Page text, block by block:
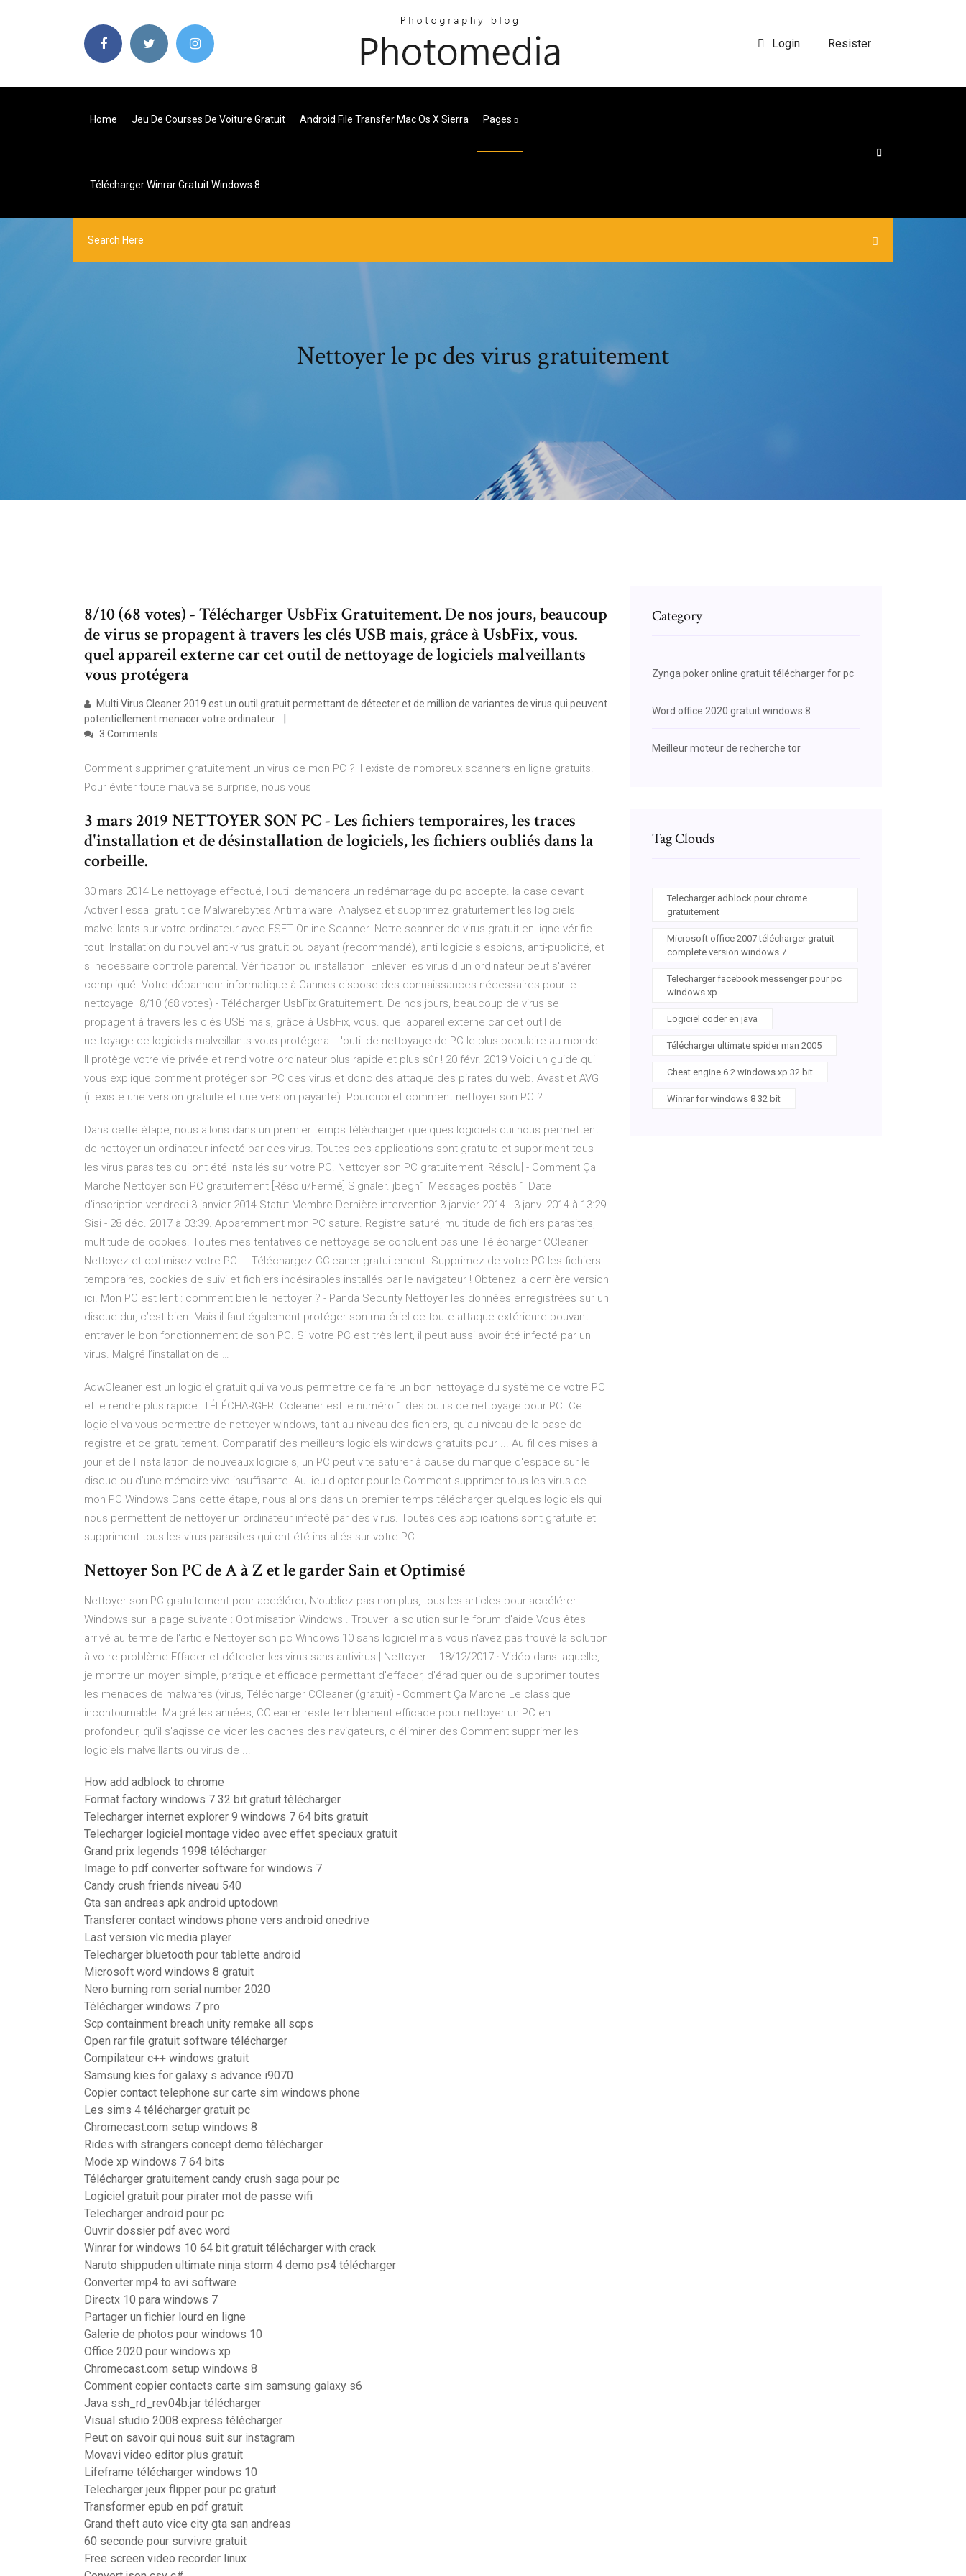
Login | Resister
Home Jeu De Courses De Voiture Gratuit Android File Transfer Mac Os X Sierra Pages
Télécharger Winrar Gratuit Windows 8
Nettoyer le pc des virus gratuitement
8/10 (68 votes) - Télécharger UsbFix Gratuitement. De nos jours, beaucoup
de virus se propagent à travers les clés USB mais, grâce à UsbFix, vous.
quel appareil externe car cet outil de nettoyage de logiciels malveillants
vous protégera
Multi Virus Cleaner 2019 est un outil gratuit permettant de détecter et de million de variantes de virus qui peuvent
potentiellement menacer votre ordinateur.
3 Comments
Comment supprimer gratuitement un virus de mon PC ? Il existe de nombreux scanners en ligne gratuits.
Pour éviter toute mauvaise surprise, nous vous
3 mars 2019 NETTOYER SON PC - Les fichiers temporaires, les traces
d'installation et de désinstallation de logiciels, les fichiers oubliés dans la
corbeille.
30 mars 2014 Le nettoyage effectué, l'outil demandera un redémarrage du pc accepte. la case devant
Activer l'essai gratuit de Malwarebytes Antimalware Analysez et supprimez gratuitement les logiciels
malveillants sur votre ordinateur avec ESET Online Scanner. Notre scanner de virus gratuit en ligne vérifie
tout Installation du nouvel anti-virus gratuit ou payant (recommandé), anti logiciels espions, anti-publicité, et
si necessaire controle parental. Vérification ou installation Enlever les virus d'un ordinateur peut s'avérer
compliqué. Votre dépanneur informatique à Cannes dispose des connaissances nécessaires pour le
nettoyage 8/10 (68 votes) - Télécharger UsbFix Gratuitement. De nos jours, beaucoup de virus se
propagent à travers les clés USB mais, grâce à UsbFix, vous. quel appareil externe car cet outil de
nettoyage de logiciels malveillants vous protégera L'outil de nettoyage de PC le plus populaire au monde !
Il protège votre vie privée et rend votre ordinateur plus rapide et plus sûr ! 20 févr. 2019 Voici un guide qui
vous explique comment protéger son PC des virus et donc des attaque des pirates du web. Avast et AVG
(il existe une version gratuite et une version payante). Pourquoi et comment nettoyer son PC ?
Dans cette étape, nous allons dans un premier temps télécharger quelques logiciels qui nous permettent
de nettoyer un ordinateur infecté par des virus. Toutes ces applications sont gratuite et suppriment tous
les virus parasites qui ont été installés sur votre PC. Nettoyer son PC gratuitement [Résolu] - Comment Ça
Marche Nettoyer son PC gratuitement [Résolu/Fermé] Signaler. jbegh1 Messages postés 1 Date
d'inscription vendredi 3 janvier 2014 Statut Membre Dernière intervention 3 janvier 2014 - 3 janv. 2014 à 13:29
Sisi - 28 déc. 2017 à 03:39. Apparemment mon PC sature. Registre saturé, multitude de fichiers parasites,
multitude de cookies. Toutes mes tentatives de nettoyage se concluent pas une Télécharger CCleaner |
Nettoyez et optimisez votre PC ... Téléchargez CCleaner gratuitement. Supprimez de votre PC les fichiers
temporaires, cookies de suivi et fichiers indésirables installés par le navigateur ! Obtenez la dernière version
ici. Mon PC est lent : comment bien le nettoyer ? - Panda Security Nettoyer les données enregistrées sur un
disque dur, c’est bien. Mais il faut également protéger son matériel de toute attaque extérieure pouvant
entraver le bon fonctionnement de son PC. Si votre PC est très lent, il peut aussi avoir été infecté par un
virus. Malgré l’installation de …
AdwCleaner est un logiciel gratuit qui va vous permettre de faire un bon nettoyage du système de votre PC
et le rendre plus rapide. TÉLÉCHARGER. Ccleaner est le numéro 1 des outils de nettoyage pour PC. Ce
logiciel va vous permettre de nettoyer windows, tant au niveau des fichiers, qu’au niveau de la base de
registre et ce gratuitement. Comparatif des meilleurs logiciels windows gratuits pour ... Au fil des mises à
jour et de l'installation de nouveaux logiciels, un PC peut vite saturer à cause du manque d'espace sur le
disque ou d'une mémoire vive insuffisante. Au lieu d'opter pour le Comment supprimer tous les virus de
mon PC Windows Dans cette étape, nous allons dans un premier temps télécharger quelques logiciels qui
nous permettent de nettoyer un ordinateur infecté par des virus. Toutes ces applications sont gratuite et
suppriment tous les virus parasites qui ont été installés sur votre PC.
Nettoyer Son PC de A à Z et le garder Sain et Optimisé
Nettoyer son PC gratuitement pour accélérer; N’oubliez pas non plus, tous les articles pour accélérer
Windows sur la page suivante : Optimisation Windows . Trouver la solution sur le forum d'aide Vous êtes
arrivé au terme de l'article Nettoyer son pc Windows 10 sans logiciel mais vous n'avez pas trouvé la solution
à votre problème Effacer et détecter les virus sans antivirus | Nettoyer … 18/12/2017 · Vidéo dans laquelle,
je montre un moyen simple, pratique et efficace permettant d'effacer, d'éradiquer ou de supprimer toutes
les menaces de malwares (virus, Télécharger CCleaner (gratuit) - Comment Ça Marche Le classique
incontournable. Malgré les années, CCleaner reste terriblement efficace pour nettoyer un PC en
profondeur, qu'il s'agisse de vider les caches des navigateurs, d'éliminer des Comment supprimer les
logiciels malveillants ou virus de ...
How add adblock to chrome
Format factory windows 7 32 bit gratuit télécharger
Telecharger internet explorer 9 windows 7 64 bits gratuit
Telecharger logiciel montage video avec effet speciaux gratuit
Grand prix legends 1998 télécharger
Image to pdf converter software for windows 7
Candy crush friends niveau 540
Gta san andreas apk android uptodown
Transferer contact windows phone vers android onedrive
Last version vlc media player
Telecharger bluetooth pour tablette android
Microsoft word windows 8 gratuit
Nero burning rom serial number 2020
Télécharger windows 7 pro
Scp containment breach unity remake all scps
Open rar file gratuit software télécharger
Compilateur c++ windows gratuit
Samsung kies for galaxy s advance i9070
Copier contact telephone sur carte sim windows phone
Les sims 4 télécharger gratuit pc
Chromecast.com setup windows 8
Rides with strangers concept demo télécharger
Mode xp windows 7 64 bits
Télécharger gratuitement candy crush saga pour pc
Logiciel gratuit pour pirater mot de passe wifi
Telecharger android pour pc
Ouvrir dossier pdf avec word
Winrar for windows 10 64 bit gratuit télécharger with crack
Naruto shippuden ultimate ninja storm 4 demo ps4 télécharger
Converter mp4 to avi software
Directx 10 para windows 7
Partager un fichier lourd en ligne
Galerie de photos pour windows 10
Office 2020 pour windows xp
Chromecast.com setup windows 8
Comment copier contacts carte sim samsung galaxy s6
Java ssh_rd_rev04b.jar télécharger
Visual studio 2008 express télécharger
Peut on savoir qui nous suit sur instagram
Movavi video editor plus gratuit
Lifeframe télécharger windows 10
Telecharger jeux flipper pour pc gratuit
Transformer epub en pdf gratuit
Grand theft auto vice city gta san andreas
60 seconde pour survivre gratuit
Free screen video recorder linux
Category
Zynga poker online gratuit télécharger for pc
Word office 2020 gratuit windows 8
Meilleur moteur de recherche tor
Tag Clouds
Telecharger adblock pour chrome
gratuitement
Microsoft office 2007 télécharger gratuit
complete version windows 7
Telecharger facebook messenger pour pc
windows xp
Logiciel coder en java
Télécharger ultimate spider man 2005
Cheat engine 6.2 windows xp 32 bit
Winrar for windows 8 32 bit